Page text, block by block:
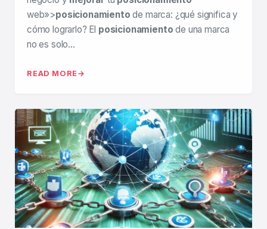
web»>posicionamiento de marca: ¿qué significa y
cómo lograrlo? El posicionamiento de una marca
no es solo…
READ MORE